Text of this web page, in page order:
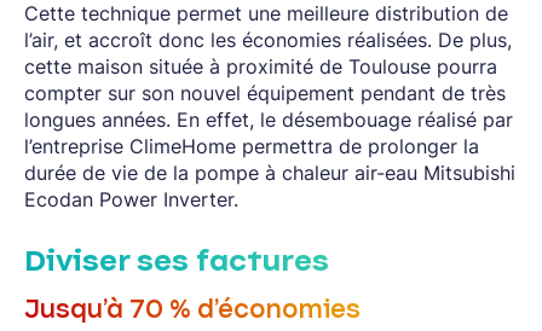
Cette technique permet une meilleure distribution de
l’air, et accroît donc les économies réalisées. De plus,
cette maison située à proximité de Toulouse pourra
compter sur son nouvel équipement pendant de très
longues années. En effet, le désembouage réalisé par
l’entreprise ClimeHome permettra de prolonger la
durée de vie de la pompe à chaleur air-eau Mitsubishi
Ecodan Power Inverter.
Diviser ses factures
Jusqu’à 70 % d’économies